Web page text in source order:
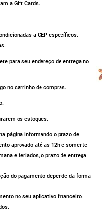
a Gift Cards.
a CEP específicos.
para seu endereço de entrega no
no carrinho de compras.
os estoques.
página informando o prazo de
aprovado até as 12h e somente
e feriados, o prazo de entrega
do pagamento depende da forma
no seu aplicativo financeiro.